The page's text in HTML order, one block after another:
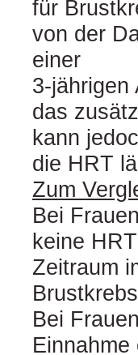
für
von der
einer
3-jährigen
das
kann
die HRT
Zum
Bei
keine
Zeitraum
Bei